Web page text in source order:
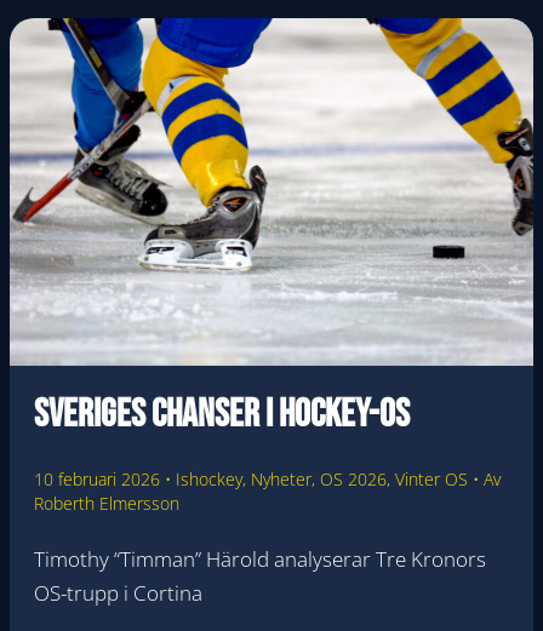
SVERIGE
(OS)
Sveriges chanser i Hockey-OS
10 februari 2026 • Ishockey, Nyheter, OS 2026, Vinter OS • Av
Roberth Elmersson
Timothy “Timman” Härold analyserar Tre Kronors
OS-trupp i Cortina